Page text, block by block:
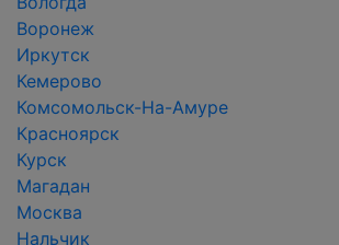
Воронеж
Иркутск
Кемерово
Комсомольск-На-Амуре
Красноярск
Курск
Магадан
Москва
Нальчик